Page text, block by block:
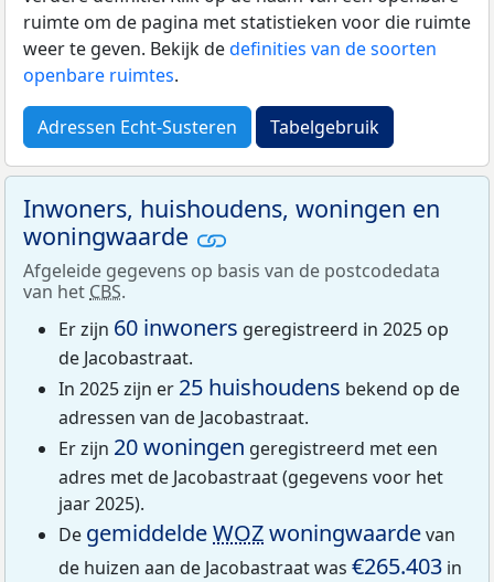
ruimte om de pagina met statistieken voor die ruimte
weer te geven. Bekijk dedefinities van de soorten
openbare ruimtes.
Adressen Echt-Susteren Tabelgebruik
Inwoners, huishoudens, woningen en
woningwaarde
Afgeleide gegevens op basis van de postcodedata
van het CBS.
Er zijn 60 inwoners geregistreerd in 2025 op
de Jacobastraat.
In 2025 zijn er 25 huishoudens bekend op de
adressen van de Jacobastraat.
Er zijn 20 woningen geregistreerd met een
adres met de Jacobastraat (gegevens voor het
jaar 2025).
De gemiddeldeWOZwoningwaardevan
de huizen aan de Jacobastraat was €265.403 in